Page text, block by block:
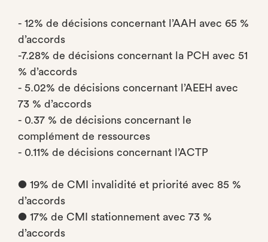
- 12% de décisions concernant l’AAH avec 65 %
d’accords
-7.28% de décisions concernant la PCH avec 51
% d’accords
- 5.02% de décisions concernant l’AEEH avec
73 % d’accords
- 0.37 % de décisions concernant le
complément de ressources
- 0.11% de décisions concernant l’ACTP
● 19% de CMI invalidité et priorité avec 85 %
d’accords
● 17% de CMI stationnement avec 73 %
d’accords